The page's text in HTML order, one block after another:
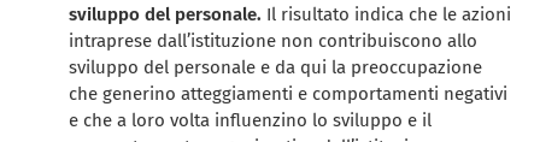
sviluppo del personale. Il risultato indica che le azioni
intraprese dall’istituzione non contribuiscono allo
sviluppo del personale e da qui la preoccupazione
che generino atteggiamenti e comportamenti negativi
e che a loro volta influenzino lo sviluppo e il